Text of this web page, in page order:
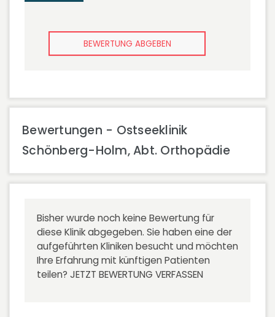
BEWERTUNG ABGEBEN
Bewertungen - Ostseeklinik
Schönberg-Holm, Abt. Orthopädie
Bisher wurde noch keine Bewertung für
diese Klinik abgegeben. Sie haben eine der
aufgeführten Kliniken besucht und möchten
Ihre Erfahrung mit künftigen Patienten
teilen? JETZT BEWERTUNG VERFASSEN